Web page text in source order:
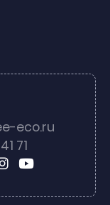
eco.ru
71